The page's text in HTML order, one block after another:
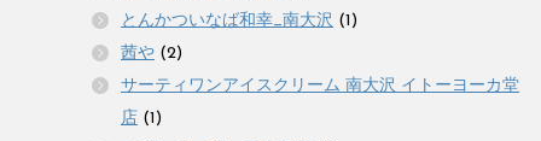
とんかついなば和幸_南大沢 (1)
茜や (2)
サーティワンアイスクリーム 南大沢 イトーヨーカ堂
店 (1)